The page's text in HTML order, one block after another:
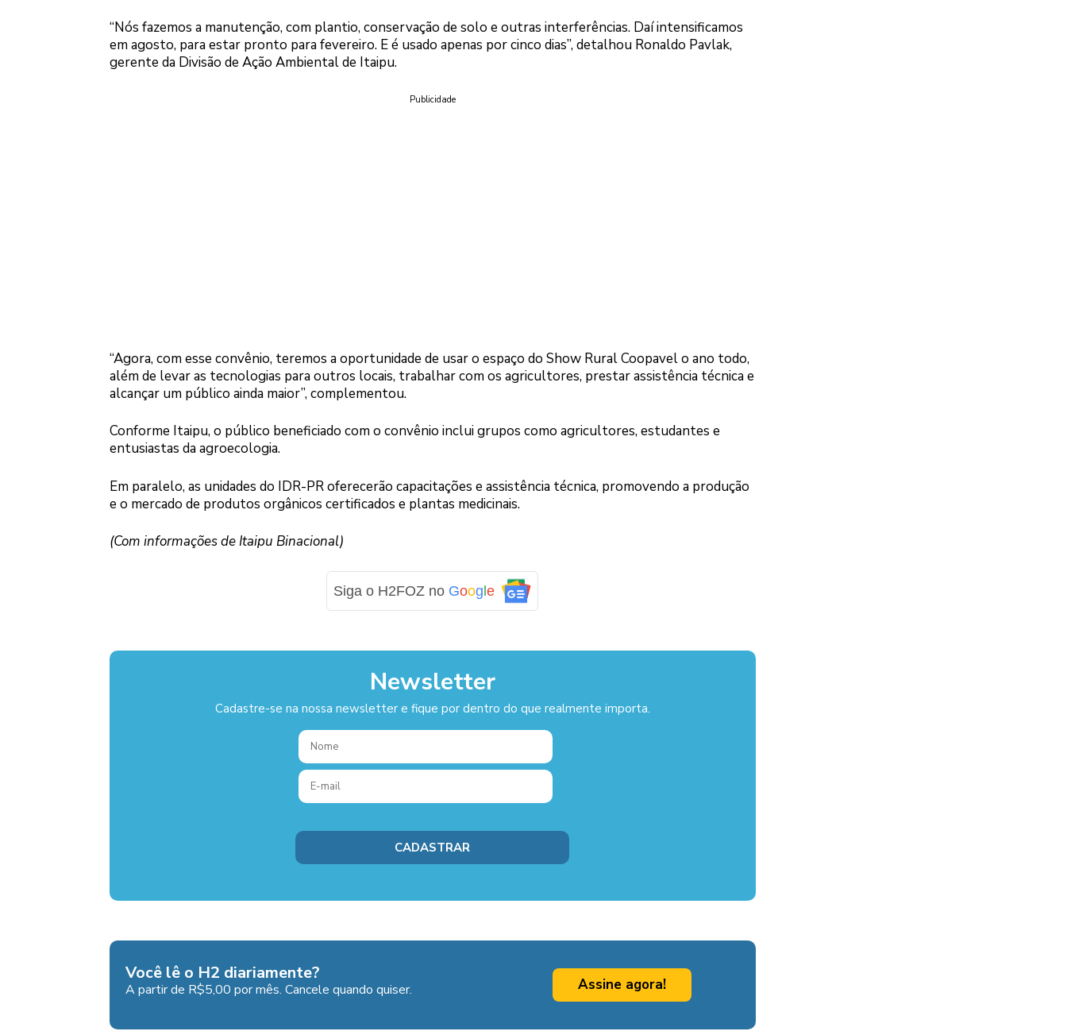
“Nós fazemos a manutenção, com plantio, conservação de solo e outras interferências. Daí intensificamos
em agosto, para estar pronto para fevereiro. E é usado apenas por cinco dias”, detalhou Ronaldo Pavlak,
gerente da Divisão de Ação Ambiental de Itaipu.
Publicidade
“Agora, com esse convênio, teremos a oportunidade de usar o espaço do Show Rural Coopavel o ano todo,
além de levar as tecnologias para outros locais, trabalhar com os agricultores, prestar assistência técnica e
alcançar um público ainda maior”, complementou.
Conforme Itaipu, o público beneficiado com o convênio inclui grupos como agricultores, estudantes e
entusiastas da agroecologia.
Em paralelo, as unidades do IDR-PR oferecerão capacitações e assistência técnica, promovendo a produção
e o mercado de produtos orgânicos certificados e plantas medicinais.
(Com informações de Itaipu Binacional)
Siga o H2FOZ no Google
Newsletter
Cadastre-se na nossa newsletter e fique por dentro do que realmente importa.
Você lê o H2 diariamente?
A partir de R$5,00 por mês. Cancele quando quiser. Assine agora!